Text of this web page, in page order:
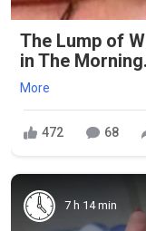
The Lump of
in The
More
472 68
7 h 14 min